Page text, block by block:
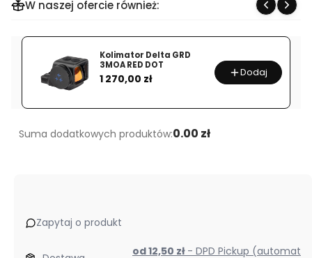
W naszej ofercie również:
Kolimator Delta GRD
3MOA RED DOT
Cena
1 270,00 zł Dodaj
Suma dodatkowych produktów:0.00 zł
Zapytaj o produkt
od 12,50 zł - DPD Pickup (automat